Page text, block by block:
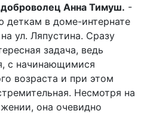
доброволец Анна Тимуш. -
деткам в доме-интернате
ул. Ляпустина. Сразу
задача, ведь
с начинающимися
возраста и при этом
Несмотря на
она очевидно